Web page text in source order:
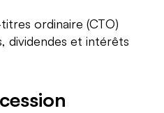
ordinaire (CTO)
dividendes et intérêts